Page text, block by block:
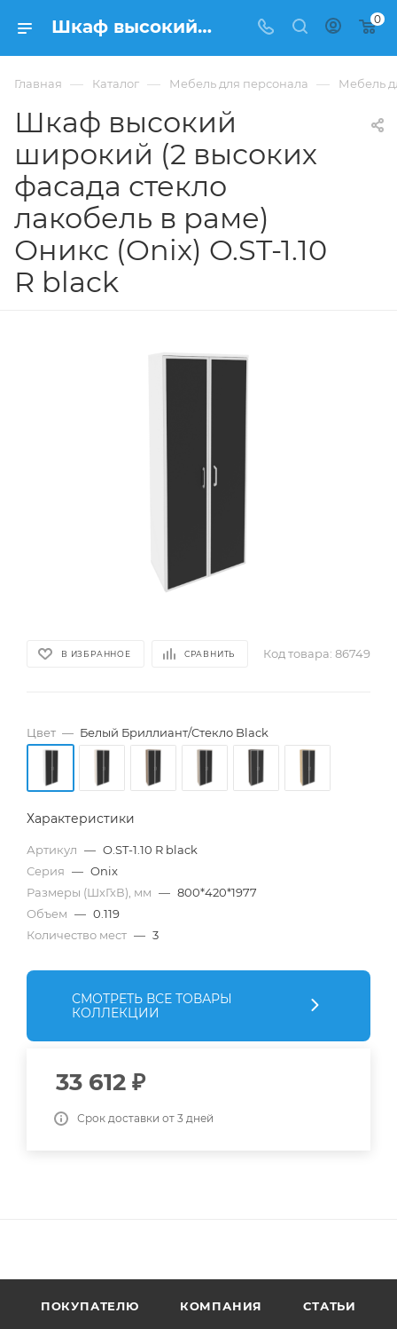
Шкаф высокий широкий (2 высоких фасада стекло лакобель в раме) Оникс (Onix) O.ST-1.10 R black из купить в Москве, цена 33 612 ₽ - интернет-магазин ФРАНКОМ 0
Главная — Каталог — Мебель для персонала — Мебель
Шкаф высокий
широкий (2 высоких
фасада стекло
лакобель в раме)
Оникс (Onix) O.ST-1.10
R black
В ИЗБРАННОЕ СРАВНИТЬ Код товара: 86749
Цвет — Белый Бриллиант/Cтекло Black
Характеристики
Артикул — O.ST-1.10 R black
Серия — Onix
Размеры (ШхГхВ), мм — 800*420*1977
Объем — 0.119
Количество мест — 3
СМОТРЕТЬ ВСЕ ТОВАРЫ
КОЛЛЕКЦИИ
33 612 ₽
Срок доставки от 3 дней
ПОКУПАТЕЛЮ КОМПАНИЯ СТАТЬИ